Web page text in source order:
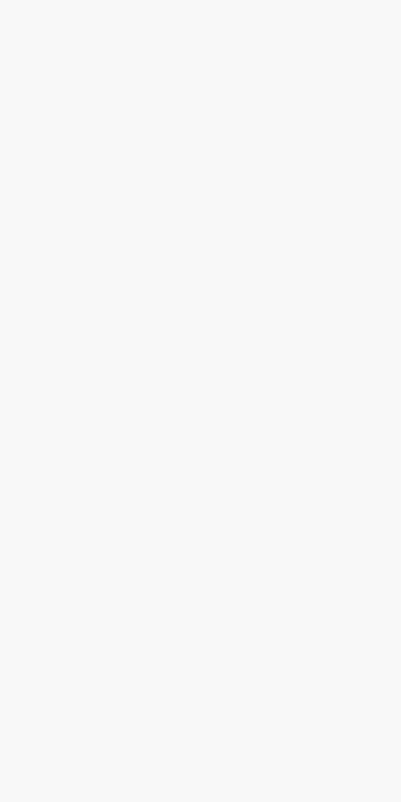
Corona-Schutz-Verordnung beschlossen. Berücksichtigt wurden
dem 7. Februar 2021.
wurden unter anderem
und 12), Beruflichen Gymnasien (Jahrgangsstufen 12 und 13),
Alle anderen Kinder und Jugendlichen verbleiben in
angeboten.
Ferientag. Im Gegenzug werden die Osterferien verlängert, sie